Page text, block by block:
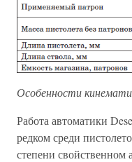
Особенности
Работа автоматики
редком среди
степени свойственном